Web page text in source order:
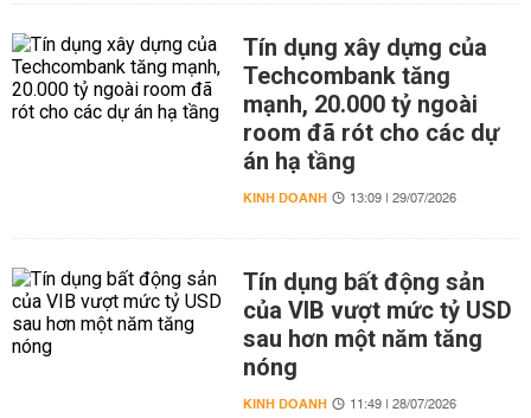
Tín dụng xây dựng của
Techcombank tăng
mạnh, 20.000 tỷ ngoài
room đã rót cho các dự
án hạ tầng
KINH DOANH 13:09 | 29/07/2026
Tín dụng bất động sản
của VIB vượt mức tỷ USD
sau hơn một năm tăng
nóng
KINH DOANH 11:49 | 28/07/2026